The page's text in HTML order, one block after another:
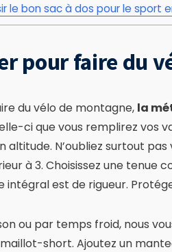
le bon sac à dos pour le sport
pour faire du
du vélo de montagne, la
ci que vous remplirez vos
altitude. N’oubliez surtout
à 3. Choisissez une tenue
intégral est de rigueur.
ou par temps froid, nous
short. Ajoutez un